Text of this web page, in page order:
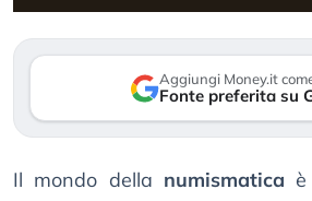
Aggiungi Money.it
Fonte preferita su
Il mondo della numismatica